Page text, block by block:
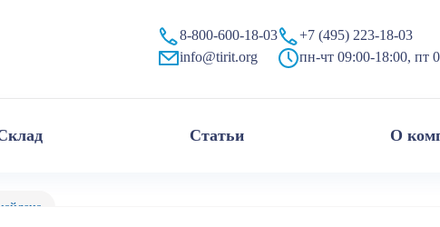
8-800-600-18-03
info@tirit.org
+7 (495) 223-18-03
пн-чт 09:00-18:00, пт
Статьи О